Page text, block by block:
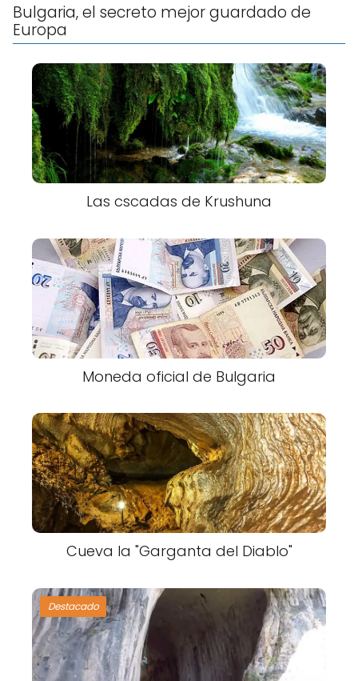
Bulgaria, el secreto mejor guardado de
Europa
Las cscadas de Krushuna
Moneda oficial de Bulgaria
Cueva la "Garganta del Diablo"
Destacado